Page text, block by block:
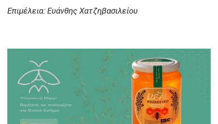
Επιμέλεια: Ευάνθης Χατζηβασιλείου